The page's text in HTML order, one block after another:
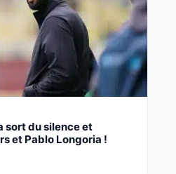
sort du silence et
et Pablo Longoria !